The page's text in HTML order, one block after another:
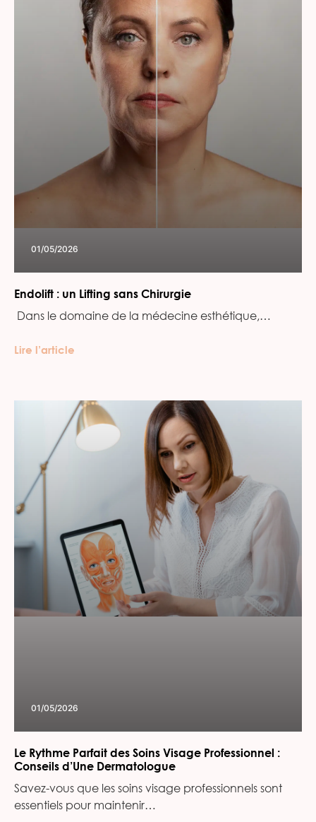
01/05/2026
Endolift : un Lifting sans Chirurgie
‍ Dans le domaine de la médecine esthétique,…
Lire l’article
01/05/2026
Le Rythme Parfait des Soins Visage Professionnel :
Conseils d’Une Dermatologue
Savez-vous que les soins visage professionnels sont
essentiels pour maintenir…